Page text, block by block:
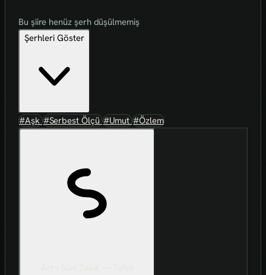
Bu şiire henüz şerh düşülmemiş
Şerhleri Göster
#Aşk#Serbest Ölçü#Umut#Özlem